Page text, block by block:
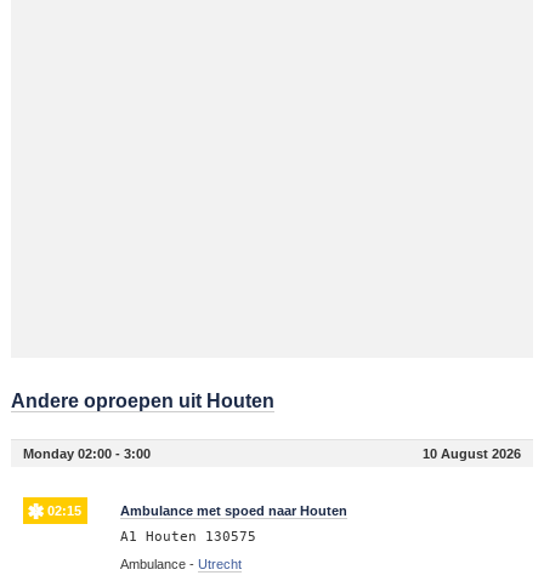
Andere oproepen uit Houten
Monday 02:00 - 3:00 10 August 2026
02:15 Ambulance met spoed naar Houten
A1 Houten 130575
Ambulance - Utrecht